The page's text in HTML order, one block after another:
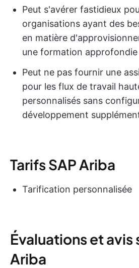
Peut s'avérer fastidieux
organisations ayant des
en matière
une formation approfondie
Peut ne pas fournir une
pour les flux de travail
personnalisés sans
développement
Tarifs SAP Ariba
Tarification personnalisée
Évaluations et avis
Ariba